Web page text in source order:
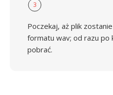
3
Poczekaj, aż plik
formatu wav; od razu po
pobrać.